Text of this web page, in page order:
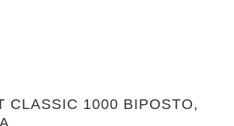
CLASSIC 1000 BIPOSTO,